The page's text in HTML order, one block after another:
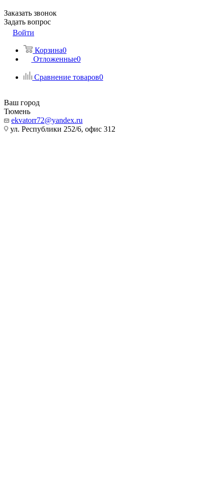
Заказать звонок
Задать вопрос
Войти
Корзина0
Отложенные0
Сравнение товаров0
Ваш город
Тюмень
ekvatorr72@yandex.ru
ул. Республики 252/6, офис 312